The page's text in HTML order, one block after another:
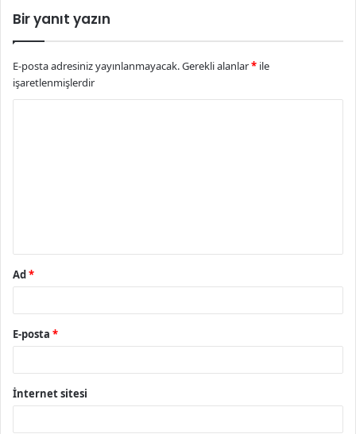
Bir yanıt yazın
E-posta adresiniz yayınlanmayacak.Gerekli alanlar* ile
işaretlenmişlerdir
Ad*
E-posta *
İnternet sitesi